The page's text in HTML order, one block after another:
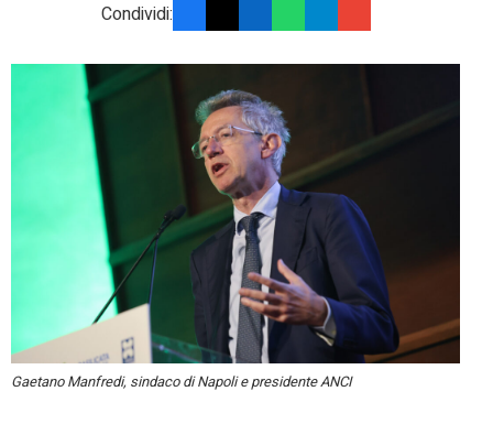
Condividi:
Gaetano Manfredi, sindaco di Napoli e presidente ANCI